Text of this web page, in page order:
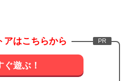
アはこちらから
ぐ遊ぶ！